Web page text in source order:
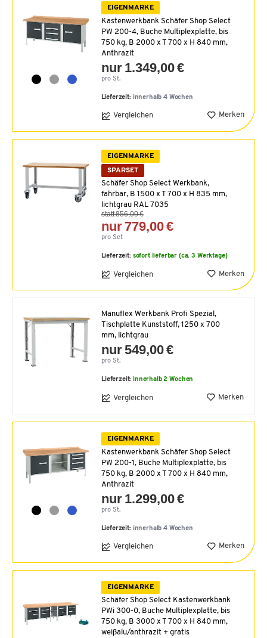
EIGENMARKE
Kastenwerkbank Schäfer Shop Select
PW 200-4, Buche Multiplexplatte, bis
750 kg, B 2000 x T 700 x H 840 mm,
Anthrazit
nur 1.349,00 €
pro St.
Lieferzeit: innerhalb 4 Wochen
Vergleichen Merken
EIGENMARKE
SPARSET
Schäfer Shop Select Werkbank,
fahrbar, B 1500 x T 700 x H 835 mm,
lichtgrau RAL 7035
statt 856,00 €
nur 779,00 €
pro Set
Lieferzeit: sofort lieferbar (ca. 3 Werktage)
Vergleichen Merken
Manuflex Werkbank Profi Spezial,
Tischplatte Kunststoff, 1250 x 700
mm, lichtgrau
nur 549,00 €
pro St.
Lieferzeit:innerhalb 2 Wochen
Vergleichen Merken
EIGENMARKE
Kastenwerkbank Schäfer Shop Select
PW 200-1, Buche Multiplexplatte, bis
750 kg, B 2000 x T 700 x H 840 mm,
Anthrazit
nur 1.299,00 €
pro St.
Lieferzeit: innerhalb 4 Wochen
Vergleichen Merken
EIGENMARKE
Schäfer Shop Select Kastenwerkbank
PWi 300-0, Buche Multiplexplatte, bis
750 kg, B 3000 x T 700 x H 840 mm,
weißalu/anthrazit + gratis